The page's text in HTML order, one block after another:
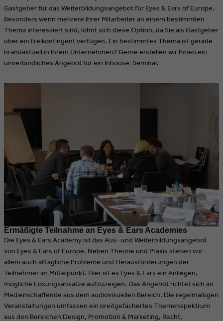
Gastgeber für das Weiterbildungsangebot für Eyes & Ears of Europe.
Besonders wenn mehrere Ihrer Mitarbeiter an einem bestimmten
Thema interessiert sind, lohnt sich diese Option, da Sie als Gastgeber
über ein Freikontingent verfügen. Ein bestimmtes Thema ist gerade
brandaktuell in Ihrem Unternehmen? Gerne erstellen wir Ihnen ein
unverbindliches Angebot für ein Inhouse-Seminar.
Ermäßigte Teilnahme an Eyes & Ears Academies
Die Eyes & Ears Academy ist das Aus- und Weiterbildungsangebot
von Eyes & Ears of Europe. Neben Theorie und Praxis stehen vor
allem auch alltägliche Probleme und Herausforderungen der
Teilnehmer im Mittelpunkt. Hier ist es Eyes & Ears ein Anliegen,
mögliche Lösungsansätze aufzuzeigen. Das Angebot richtet sich an
Medienschaffende aus dem audiovisuellen Bereich. Die regelmäßigen
Veranstaltungen umfassen ein breitgefächertes Themenspektrum
aus den Bereichen Design, Promotion & Marketing, Recht,